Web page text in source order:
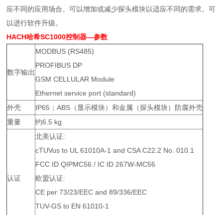
应不同的应用场合。可以增加或减少探头模块以适应不同的需求。可
以进行软件升级。
HACH哈希SC1000控制器—参数
数字输出
MODBUS (RS485)
PROFIBUS DP
GSM CELLULAR Module
Ethernet service port (standard)
外壳
IP65；ABS（显示模块）和金属（探头模块）防腐外壳
重量
约6.5 kg
认证
北美认证:
cTUVus to UL 61010A-1 and CSA C22.2 No. 010.1
FCC ID QIPMC56 / IC ID 267W-MC56
欧盟认证:
CE per 73/23/EEC and 89/336/EEC
TUV-GS to EN 61010-1